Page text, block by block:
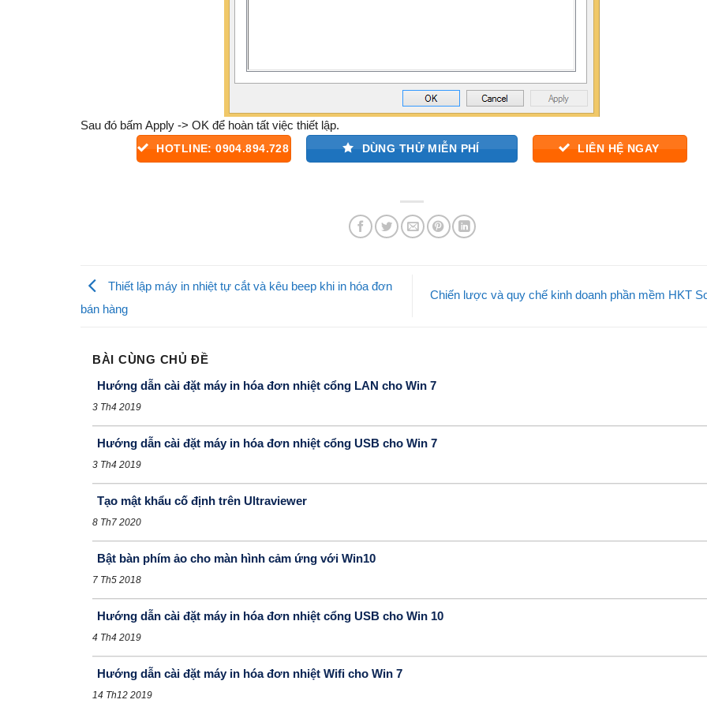
Sau đó bấm Apply -> OK để hoàn tất việc thiết lập.
HOTLINE: 0904.894.728
DÙNG THỬ MIỄN PHÍ LIÊN HỆ NGAY
Thiết lập máy in nhiệt tự cắt và kêu beep khi in hóa đơn
bán hàng
Chiến lược và quy chế kinh doanh phần mềm HKT
BÀI CÙNG CHỦ ĐỀ
Hướng dẫn cài đặt máy in hóa đơn nhiệt cổng LAN cho Win 7
3 Th4 2019
Hướng dẫn cài đặt máy in hóa đơn nhiệt cổng USB cho Win 7
3 Th4 2019
Tạo mật khẩu cố định trên Ultraviewer
8 Th7 2020
Bật bàn phím ảo cho màn hình cảm ứng với Win10
7 Th5 2018
Hướng dẫn cài đặt máy in hóa đơn nhiệt cổng USB cho Win 10
4 Th4 2019
Hướng dẫn cài đặt máy in hóa đơn nhiệt Wifi cho Win 7
14 Th12 2019